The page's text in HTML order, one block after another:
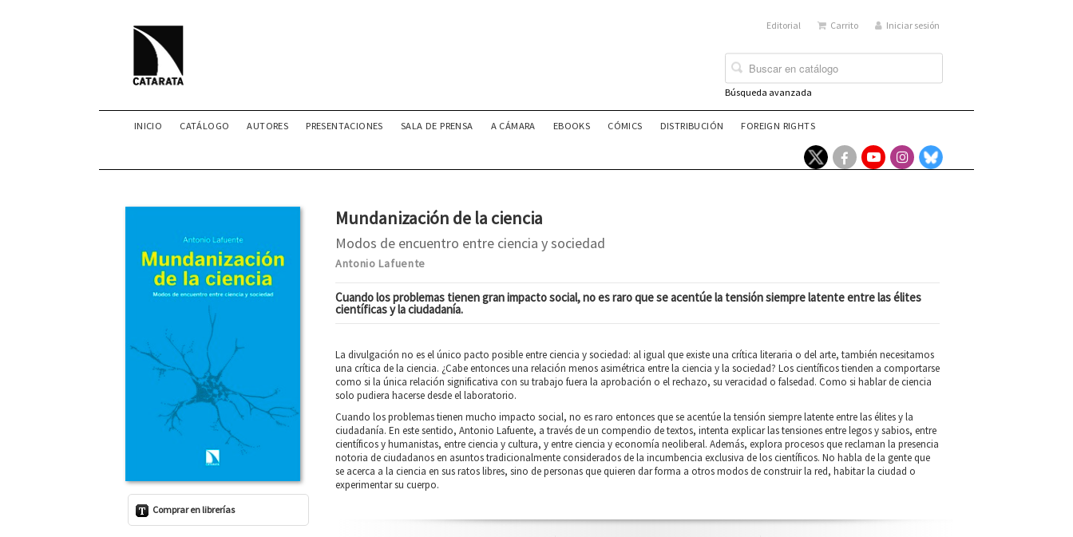
Editorial Carrito Iniciar sesión
Búsqueda avanzada
INICIO CATÁLOGO AUTORES PRESENTACIONES SALA DE PRENSA A CÁMARA EBOOKS CÓMICS DISTRIBUCIÓN FOREIGN RIGHTS
Comprar en librerías
Mundanización de la ciencia
Modos de encuentro entre ciencia y sociedad
Antonio Lafuente
Cuando los problemas tienen gran impacto social, no es raro que se acentúe la tensión siempre latente entre las élites
científicas y la ciudadanía.
La divulgación no es el único pacto posible entre ciencia y sociedad: al igual que existe una crítica literaria o del arte, también necesitamos
una crítica de la ciencia. ¿Cabe entonces una relación menos asimétrica entre la ciencia y la sociedad? Los científicos tienden a comportarse
como si la única relación significativa con su trabajo fuera la aprobación o el rechazo, su veracidad o falsedad. Como si hablar de ciencia
solo pudiera hacerse desde el laboratorio.
Cuando los problemas tienen mucho impacto social, no es raro entonces que se acentúe la tensión siempre latente entre las élites y la
ciudadanía. En este sentido, Antonio Lafuente, a través de un compendio de textos, intenta explicar las tensiones entre legos y sabios, entre
científicos y humanistas, entre ciencia y cultura, y entre ciencia y economía neoliberal. Además, explora procesos que reclaman la presencia
notoria de ciudadanos en asuntos tradicionalmente considerados de la incumbencia exclusiva de los científicos. No habla de la gente que
se acerca a la ciencia en sus ratos libres, sino de personas que quieren dar forma a otros modos de construir la red, habitar la ciudad o
experimentar su cuerpo.